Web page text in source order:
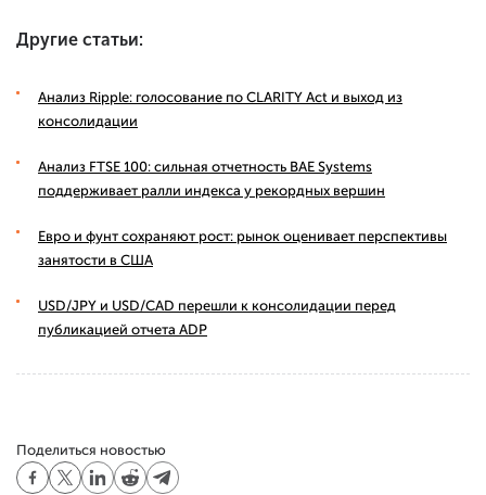
Другие статьи:
Анализ Ripple: голосование по CLARITY Act и выход из
консолидации
Анализ FTSE 100: сильная отчетность BAE Systems
поддерживает ралли индекса у рекордных вершин
Евро и фунт сохраняют рост: рынок оценивает перспективы
занятости в США
USD/JPY и USD/CAD перешли к консолидации перед
публикацией отчета ADP
Поделиться новостью